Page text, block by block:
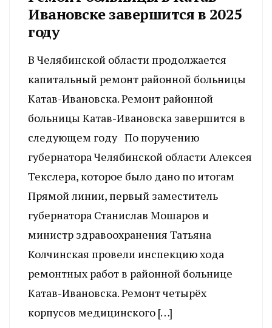
Ивановске завершится в 2025
году
В Челябинской области продолжается
капитальный ремонт районной больницы
Катав-Ивановска. Ремонт районной
больницы Катав-Ивановска завершится в
следующем году По поручению
губернатора Челябинской области Алексея
Текслера, которое было дано по итогам
Прямой линии, первый заместитель
губернатора Станислав Мошаров и
министр здравоохранения Татьяна
Колчинская провели инспекцию хода
ремонтных работ в районной больнице
Катав-Ивановска. Ремонт четырёх
корпусов медицинского […]